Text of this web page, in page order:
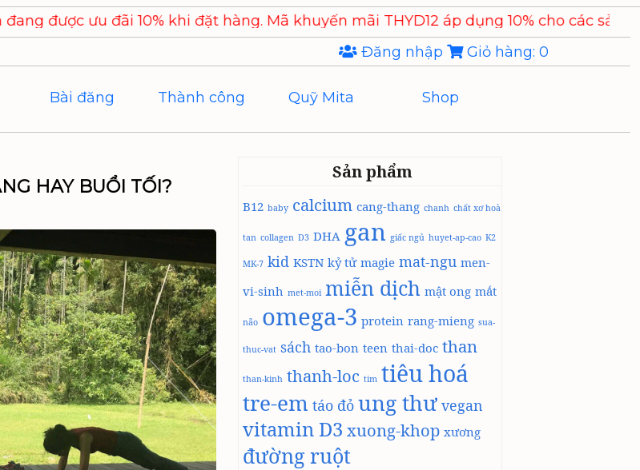
10% khi đặt hàng. Mã khuyến mãi THYD12 áp dụng 10% cho các sản phẩmChiết
Đăng nhập Giỏ hàng: 0
Bài đăng Thành công Quỹ Mita Shop
HAY BUỔI TỐI?
Sản phẩm
B12 baby calcium cang-thang chanh chất xơ hoà
tan collagen D3 DHA gan giấc ngủ huyet-ap-cao K2
MK-7 kid KSTN kỷ tử magie mat-ngu men-
vi-sinh met-moi miễn dịch mật ong mắt
não omega-3 protein rang-mieng sua-
thuc-vat sách tao-bon teen thai-doc than
than-kinh thanh-loc tim tiêu hoá
tre-em táo đỏ ung thư vegan
vitamin D3 xuong-khop xương
đường ruột